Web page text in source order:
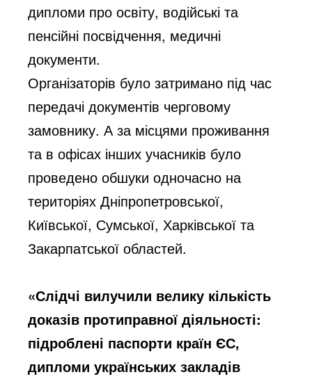
дипломи про освіту, водійські та
пенсійні посвідчення, медичні
документи.
Організаторів було затримано під час
передачі документів черговому
замовнику. А за місцями проживання
та в офісах інших учасників було
проведено обшуки одночасно на
територіях Дніпропетровської,
Київської, Сумської, Харківської та
Закарпатської областей.
«Слідчі вилучили велику кількість
доказів протиправної діяльності:
підроблені паспорти країн ЄС,
дипломи українських закладів